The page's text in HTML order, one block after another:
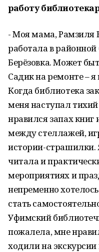
работу
- Моя мама, Рамзиля
работала в
Берёзовка. Может
Садик на ремонте –
Когда библиотека
меня наступал
нравился запах книг
между стеллажей,
истории-страшилки.
читала и
мероприятиях и
непременно
стать
Уфимский
пожалела, мне
ходили на экскурсии